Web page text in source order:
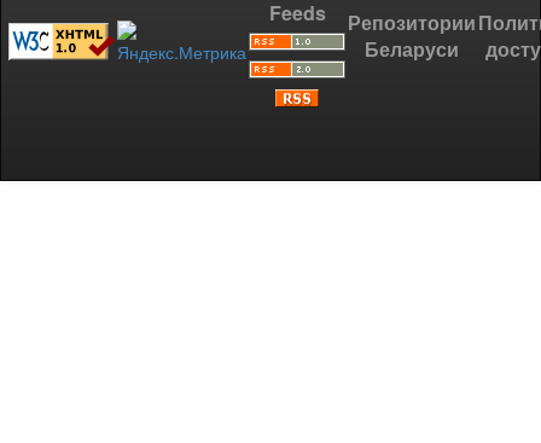
Feeds
Репозитории
Беларуси